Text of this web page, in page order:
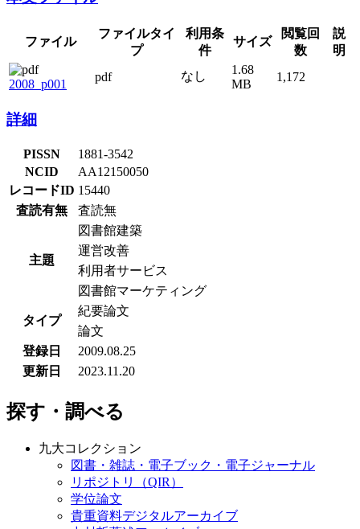
ファイル ファイルタイプ 利用条件 サイズ 閲覧回数
説明
1,172
詳細
PISSN
レコードID
15440
査読有無
図書館建築
運営改善
利用者サービス
図書館マーケティング
紀要論文
論文
登録日
2009.08.25
更新日
探す・調べる
九大コレクション
リポジトリ（QIR）
学位論文
貴重資料デジタルアーカイブ
中村哲著述アーカイブ
蔵書印画像